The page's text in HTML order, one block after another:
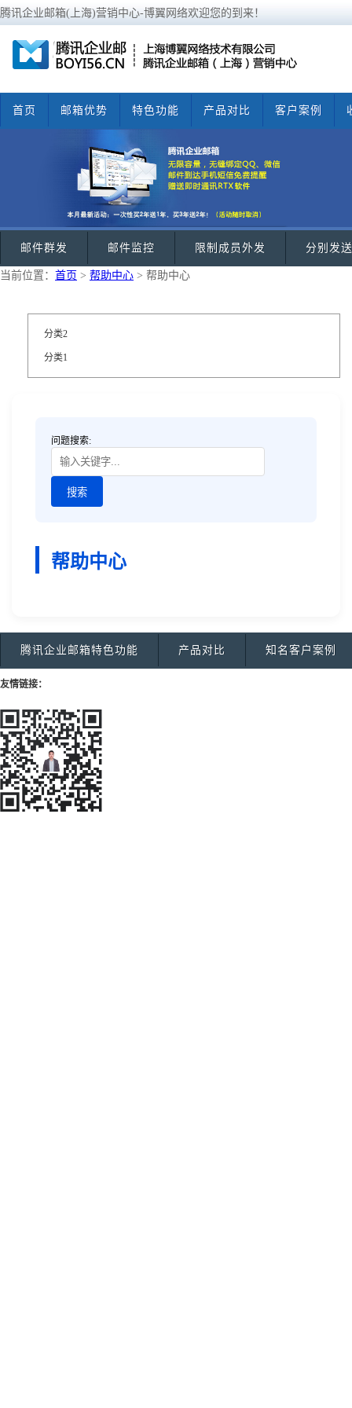
腾讯企业邮箱(上海)营销中心-博翼网络欢迎您的到来！
首页 邮箱优势 特色功能 产品对比 客户案例
邮件群发 邮件监控 限制成员外发 分别发送
当前位置： 首页 > 帮助中心 > 帮助中心
分类2
分类1
问题搜索:
帮助中心
腾讯企业邮箱特色功能 产品对比 知名客户案例
友情链接：